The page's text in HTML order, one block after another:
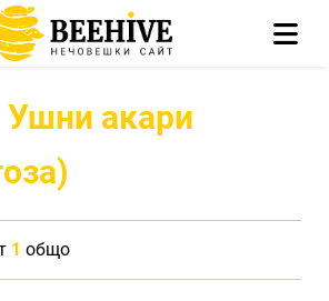
Ушни акари
1 общо